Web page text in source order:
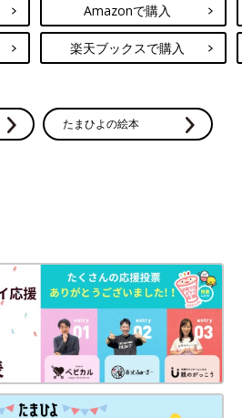
Amazonで購入
楽天ブックスで購入
たまひよの絵本